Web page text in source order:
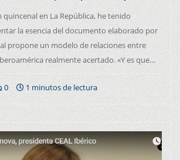
quincenal en La República, he tenido
la esencia del documento elaborado por
propone un modelo de relaciones entre
realmente acertado. «Y es que…
0 1 minutos de lectura